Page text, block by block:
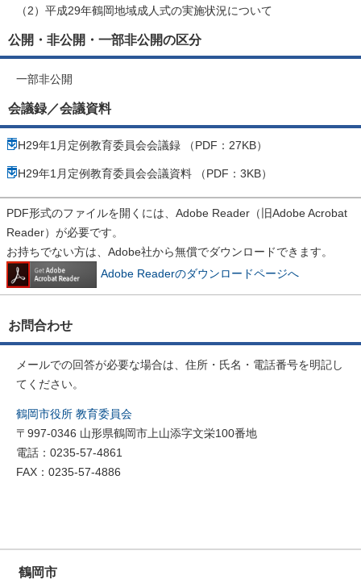
（2）平成29年鶴岡地域成人式の実施状況について
公開・非公開・一部非公開の区分
一部非公開
会議録／会議資料
H29年1月定例教育委員会会議録 （PDF：27KB）
H29年1月定例教育委員会会議資料 （PDF：3KB）
PDF形式のファイルを開くには、Adobe Reader（旧Adobe Acrobat
Reader）が必要です。
お持ちでない方は、Adobe社から無償でダウンロードできます。
Adobe Readerのダウンロードページへ
お問合わせ
メールでの回答が必要な場合は、住所・氏名・電話番号を明記し
てください。
鶴岡市役所 教育委員会
〒997-0346 山形県鶴岡市上山添字文栄100番地
電話：0235-57-4861
FAX：0235-57-4886
鶴岡市